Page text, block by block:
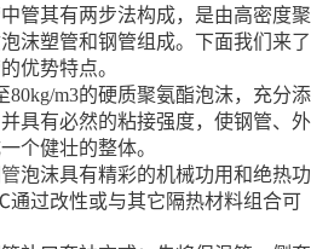
管其有两步法构成，是由高密度聚
沫塑管和钢管组成。下面我们来了
优势特点。
80kg/m3的硬质聚氨酯泡沫，充分添
具有必然的粘接强度，使钢管、外
个健壮的整体。
泡沫具有精彩的机械功用和绝热功
过改性或与其它隔热材料组合可